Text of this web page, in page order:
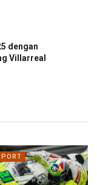
dengan
Villarreal